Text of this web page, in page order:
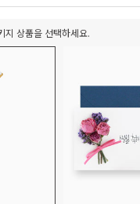
지 상품을 선택하세요.